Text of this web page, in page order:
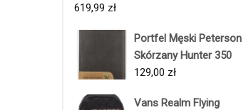
619,99 zł
Portfel Męski Peterson
Skórzany Hunter 350
129,00 zł
Vans Realm Flying